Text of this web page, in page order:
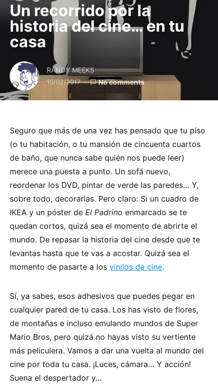
Un recorrido por la
historia del cine… en tu
casa
RANDY MEEKS
10/02/2017 No comments
Seguro que más de una vez has pensado que tu piso
(o tu habitación, o tu mansión de cincuenta cuartos
de baño, que nunca sabe quién nos puede leer)
merece una puesta a punto. Un sofá nuevo,
reordenar los DVD, pintar de verde las paredes… Y,
sobre todo, decorarlas. Pero claro: Si un cuadro de
IKEA y un póster de El Padrino enmarcado se te
quedan cortos, quizá sea el momento de abrirte el
mundo. De repasar la historia del cine desde que te
levantas hasta que te vas a acostar. Quizá sea el
momento de pasarte a los vinilos de cine.
Sí, ya sabes, esos adhesivos que puedes pegar en
cualquier pared de tu casa. Los has visto de flores,
de montañas e incluso emulando mundos de Super
Mario Bros, pero quizá no hayas visto su vertiente
más peliculera. Vamos a dar una vuelta al mundo del
cine por toda tu casa. ¡Luces, cámara… Y acción!
Suena el despertador y…